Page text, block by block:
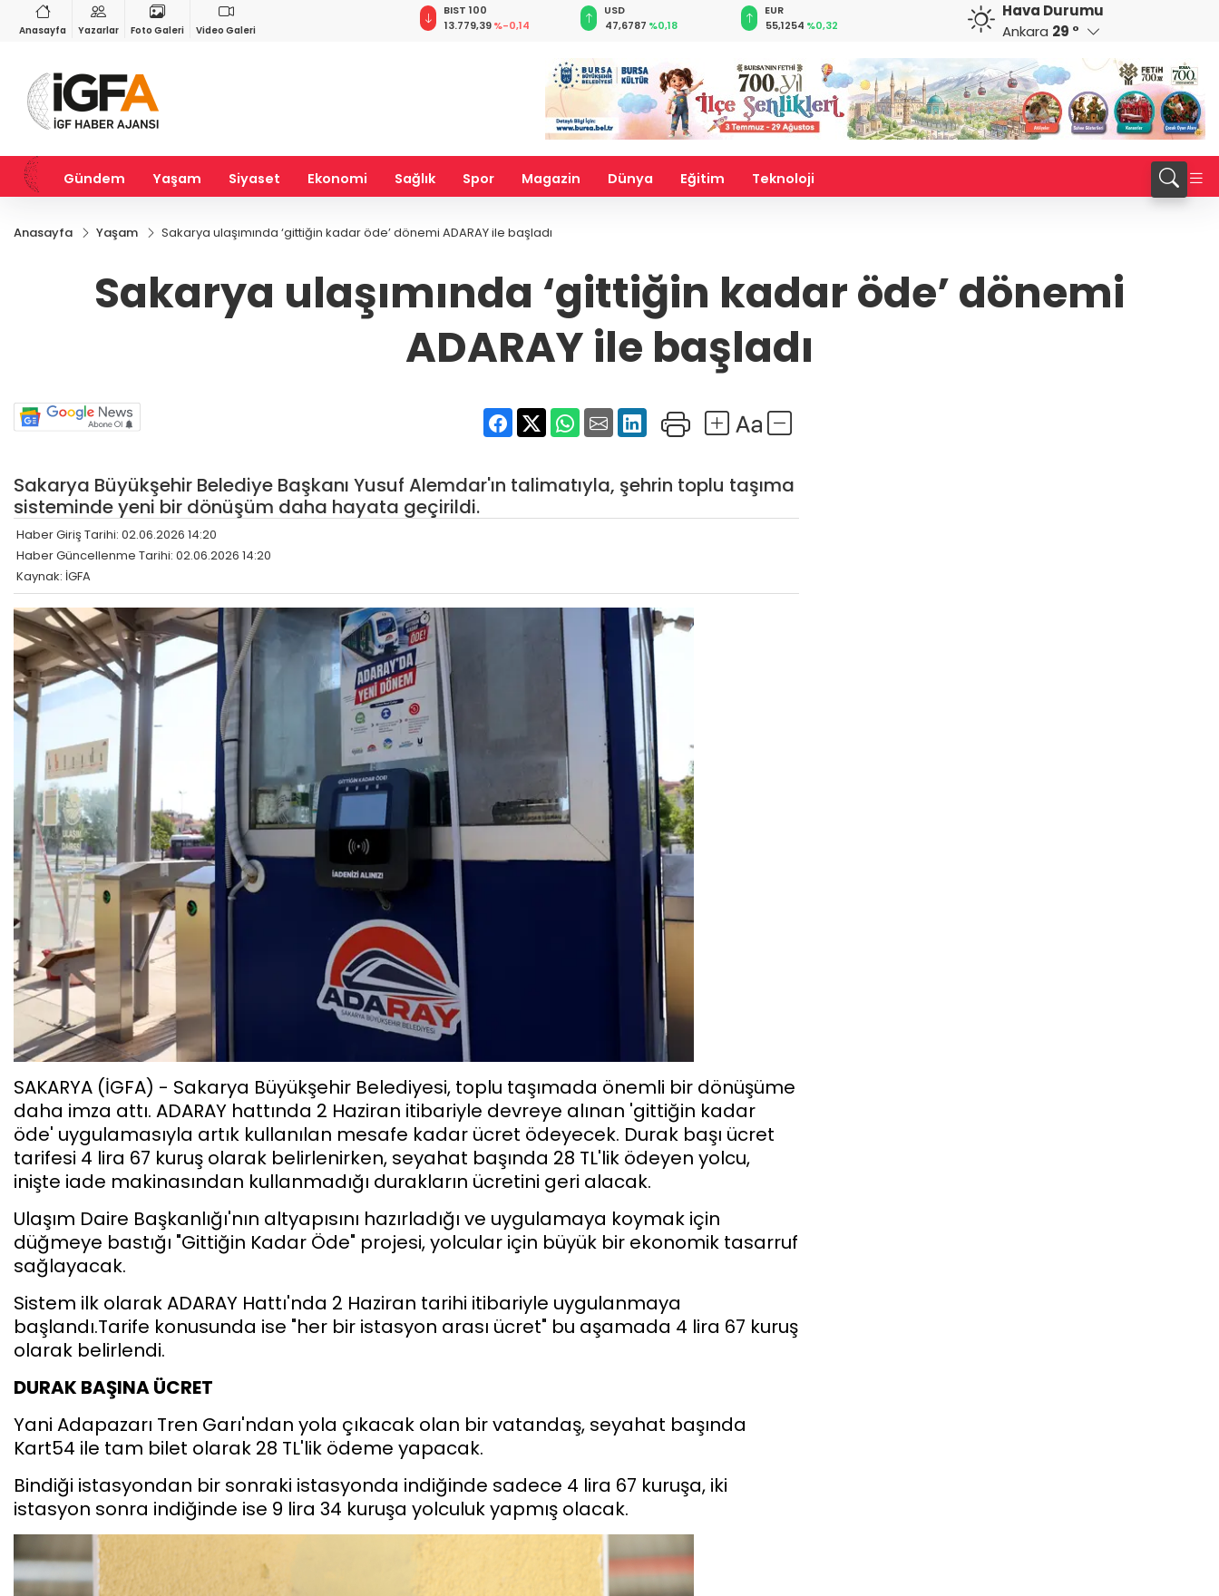
Anasayfa Yazarlar Foto Galeri Video Galeri
%-0,22
0,0018%0,32
BIST 100
13.779,39%-0,14
USD
47,6787 %0,18
EUR
55,1254 %0,32
64,3468%0,38
CHF
59,0083
Hava Durumu
Ankara 29 °
Gündem Yaşam Siyaset Ekonomi Sağlık Spor Magazin Dünya Eğitim Teknoloji
Anasayfa Yaşam Sakarya ulaşımında ‘gittiğin kadar öde’ dönemi ADARAY ile başladı
Sakarya ulaşımında ‘gittiğin kadar öde’ dönemi
ADARAY ile başladı
Sakarya Büyükşehir Belediye Başkanı Yusuf Alemdar'ın talimatıyla, şehrin toplu taşıma
sisteminde yeni bir dönüşüm daha hayata geçirildi.
Haber Giriş Tarihi: 02.06.2026 14:20
Haber Güncellenme Tarihi: 02.06.2026 14:20
Kaynak: İGFA
SAKARYA (İGFA) - Sakarya Büyükşehir Belediyesi, toplu taşımada önemli bir dönüşüme
daha imza attı. ADARAY hattında 2 Haziran itibariyle devreye alınan 'gittiğin kadar
öde' uygulamasıyla artık kullanılan mesafe kadar ücret ödeyecek. Durak başı ücret
tarifesi 4 lira 67 kuruş olarak belirlenirken, seyahat başında 28 TL'lik ödeyen yolcu,
inişte iade makinasından kullanmadığı durakların ücretini geri alacak.
Ulaşım Daire Başkanlığı'nın altyapısını hazırladığı ve uygulamaya koymak için
düğmeye bastığı "Gittiğin Kadar Öde" projesi, yolcular için büyük bir ekonomik tasarruf
sağlayacak.
Sistem ilk olarak ADARAY Hattı'nda 2 Haziran tarihi itibariyle uygulanmaya
başlandı.Tarife konusunda ise "her bir istasyon arası ücret" bu aşamada 4 lira 67 kuruş
olarak belirlendi.
DURAK BAŞINA ÜCRET
Yani Adapazarı Tren Garı'ndan yola çıkacak olan bir vatandaş, seyahat başında
Kart54 ile tam bilet olarak 28 TL'lik ödeme yapacak.
Bindiği istasyondan bir sonraki istasyonda indiğinde sadece 4 lira 67 kuruşa, iki
istasyon sonra indiğinde ise 9 lira 34 kuruşa yolculuk yapmış olacak.